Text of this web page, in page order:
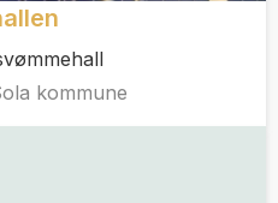
kommune